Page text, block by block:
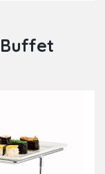
Buffet